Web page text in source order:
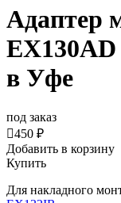
Адаптер
EX130AD
в Уфе
под заказ
450 ₽
Добавить в корзину
Купить
Для накладного